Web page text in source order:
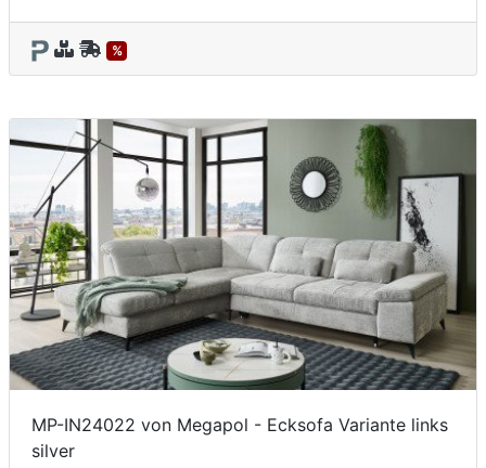
%
MP-IN24022 von Megapol - Ecksofa Variante links
silver